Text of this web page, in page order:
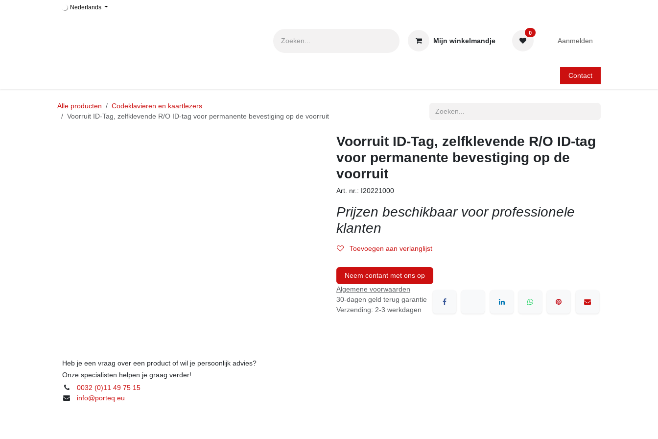
Overslaan naar inhoud Nederlands
Mijn winkelmandje
0
Aanmelden
Contact
Alle producten
Codeklavieren en kaartlezers
Voorruit ID-Tag, zelfklevende R/O ID-tag voor permanente bevestiging op de voorruit
Voorruit ID-Tag, zelfklevende R/O ID-tag
voor permanente bevestiging op de
voorruit
Art. nr.: I20221000
Prijzen beschikbaar voor professionele
klanten
Toevoegen aan verlanglijst
Neem contant met ons op
Algemene voorwaarden
30-dagen geld terug garantie
Verzending: 2-3 werkdagen
Heb je een vraag over een product of wil je persoonlijk advies?
Onze specialisten helpen je graag verder!
0032 (0)11 49 75 15
info@porteq.eu